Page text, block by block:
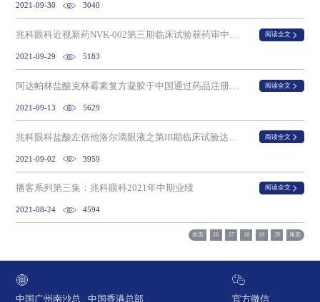
2021-09-30 3040
兆科眼科近视新药NVK-002第三期临床试验获药审中心批准 有望成为首款在中国上市的近视药物 阅读全文
2021-09-29 5183
阿达帕林盐酸克林霉素复方凝胶于中国通过药品注册现场检查 阅读全文
2021-09-13 5629
阅读全文
2021-09-02 3959
播客系列第三集：兆科眼科2021年中期业绩 阅读全文
2021-08-24 4594
首页 16 17 18 19 20 尾页
中国广州南沙总 中国香港总部 官方微信